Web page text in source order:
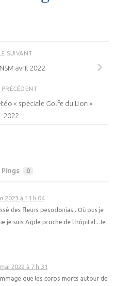
SUIVANT
avril 2022
PRÉCÉDENT
« spéciale Golfe du Lion »
2022
Pings 0
2023 à 11 h 04
des fleurs pesodonias . Où pus je
je suis Agde proche de l hôpital . Je
2022 à 7 h 31
que les corps morts autour de